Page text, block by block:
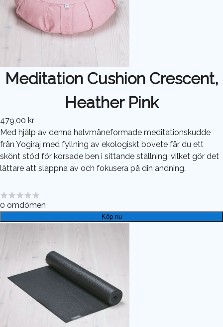
Meditation Cushion Crescent,
Heather Pink
479,00 kr
Med hjälp av denna halvmåneformade meditationskudde
från Yogiraj med fyllning av ekologiskt bovete får du ett
skönt stöd för korsade ben i sittande ställning, vilket gör det
lättare att slappna av och fokusera på din andning.
0 omdömen
Köp nu